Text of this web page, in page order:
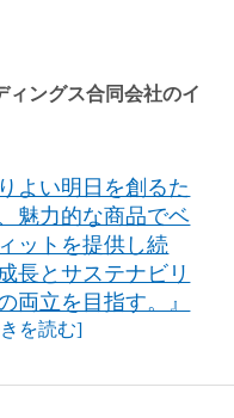
ィングス合同会社のイ
りよい明日を創るた
魅力的な商品でベ
ットを提供し続
長とサステナビリ
両立を目指す。』
を読む]